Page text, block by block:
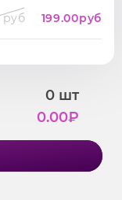
руб 199.00руб
0 шт
0.00₽